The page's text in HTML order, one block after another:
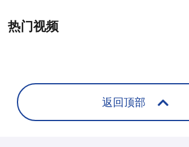
热门视频
返回顶部